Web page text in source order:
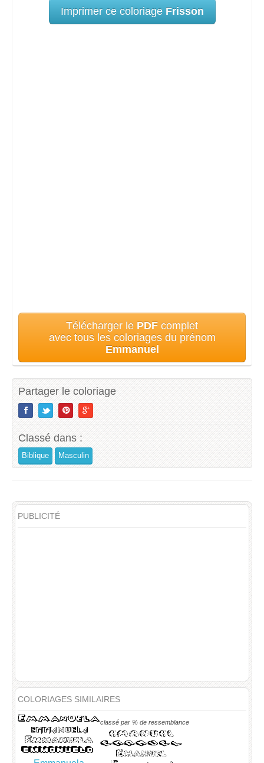
Imprimer ce coloriage Frisson
Télécharger le PDF complet
avec tous les coloriages du prénom
Emmanuel
Partager le coloriage
Classé dans :
Biblique Masculin
PUBLICITÉ
COLORIAGES SIMILAIRES
classé par % de ressemblance